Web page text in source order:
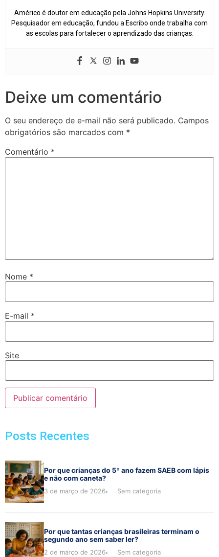
Américo é doutor em educação pela Johns Hopkins University.
Pesquisador em educação, fundou a Escribo onde trabalha com
as escolas para fortalecer o aprendizado das crianças.
Deixe um comentário
O seu endereço de e-mail não será publicado. Campos
obrigatórios são marcados com *
Comentário *
Nome *
E-mail *
Site
Posts Recentes
Por que crianças do 5º ano fazem SAEB com lápis
e não com caneta?
3 de março de 2026 Sem categoria
Por que tantas crianças brasileiras terminam o
segundo ano sem saber ler?
2 de março de 2026 Sem categoria